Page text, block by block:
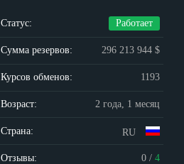
Статус: Работает
Сумма резервов: 296 213 944 $
Курсов обменов: 1193
Возраст: 2 года, 1 месяц
Страна: RU
Отзывы: 0/ 4